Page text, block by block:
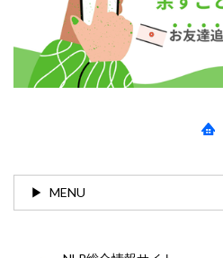
MENU